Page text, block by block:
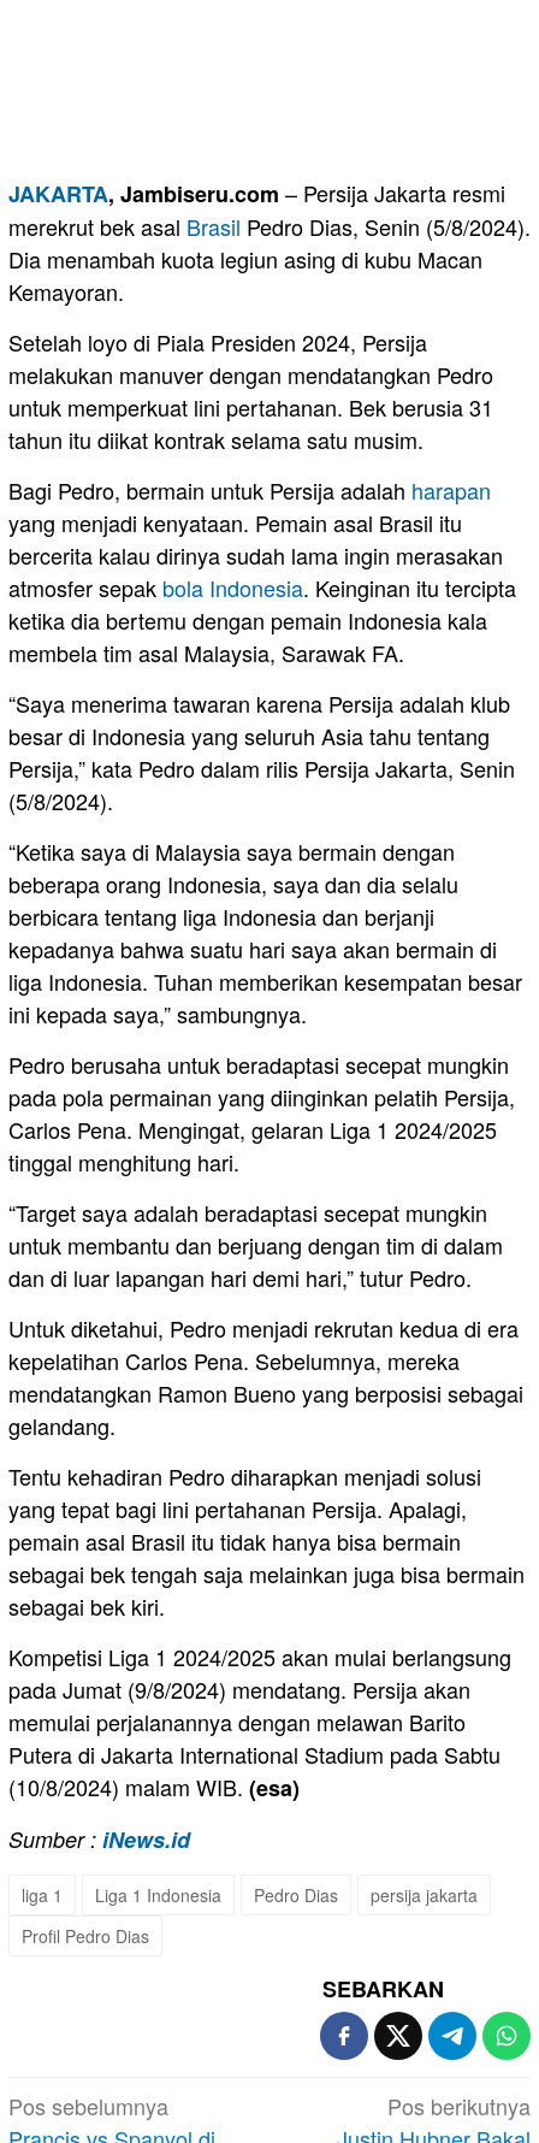
JAKARTA, Jambiseru.com – Persija Jakarta resmi
merekrut bek asal Brasil Pedro Dias, Senin (5/8/2024).
Dia menambah kuota legiun asing di kubu Macan
Kemayoran.
Setelah loyo di Piala Presiden 2024, Persija
melakukan manuver dengan mendatangkan Pedro
untuk memperkuat lini pertahanan. Bek berusia 31
tahun itu diikat kontrak selama satu musim.
Bagi Pedro, bermain untuk Persija adalah harapan
yang menjadi kenyataan. Pemain asal Brasil itu
bercerita kalau dirinya sudah lama ingin merasakan
atmosfer sepak bola Indonesia. Keinginan itu tercipta
ketika dia bertemu dengan pemain Indonesia kala
membela tim asal Malaysia, Sarawak FA.
“Saya menerima tawaran karena Persija adalah klub
besar di Indonesia yang seluruh Asia tahu tentang
Persija,” kata Pedro dalam rilis Persija Jakarta, Senin
(5/8/2024).
“Ketika saya di Malaysia saya bermain dengan
beberapa orang Indonesia, saya dan dia selalu
berbicara tentang liga Indonesia dan berjanji
kepadanya bahwa suatu hari saya akan bermain di
liga Indonesia. Tuhan memberikan kesempatan besar
ini kepada saya,” sambungnya.
Pedro berusaha untuk beradaptasi secepat mungkin
pada pola permainan yang diinginkan pelatih Persija,
Carlos Pena. Mengingat, gelaran Liga 1 2024/2025
tinggal menghitung hari.
“Target saya adalah beradaptasi secepat mungkin
untuk membantu dan berjuang dengan tim di dalam
dan di luar lapangan hari demi hari,” tutur Pedro.
Untuk diketahui, Pedro menjadi rekrutan kedua di era
kepelatihan Carlos Pena. Sebelumnya, mereka
mendatangkan Ramon Bueno yang berposisi sebagai
gelandang.
Tentu kehadiran Pedro diharapkan menjadi solusi
yang tepat bagi lini pertahanan Persija. Apalagi,
pemain asal Brasil itu tidak hanya bisa bermain
sebagai bek tengah saja melainkan juga bisa bermain
sebagai bek kiri.
Kompetisi Liga 1 2024/2025 akan mulai berlangsung
pada Jumat (9/8/2024) mendatang. Persija akan
memulai perjalanannya dengan melawan Barito
Putera di Jakarta International Stadium pada Sabtu
(10/8/2024) malam WIB. (esa)
Sumber : iNews.id
liga 1 Liga 1 Indonesia Pedro Dias
persija jakarta
Profil Pedro Dias
SEBARKAN
Navigasi
Pos sebelumnya
Pos berikutnya